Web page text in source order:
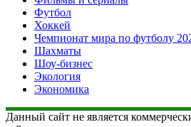
Футбол
Хоккей
Чемпионат мира по футболу
Шахматы
Шоу-бизнес
Экология
Экономика
Данный сайт не является